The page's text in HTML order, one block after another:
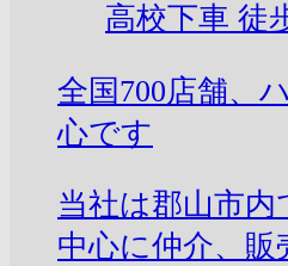
高校下車 徒
全国700店舗、
心です
当社は郡山市内
中心に仲介、販